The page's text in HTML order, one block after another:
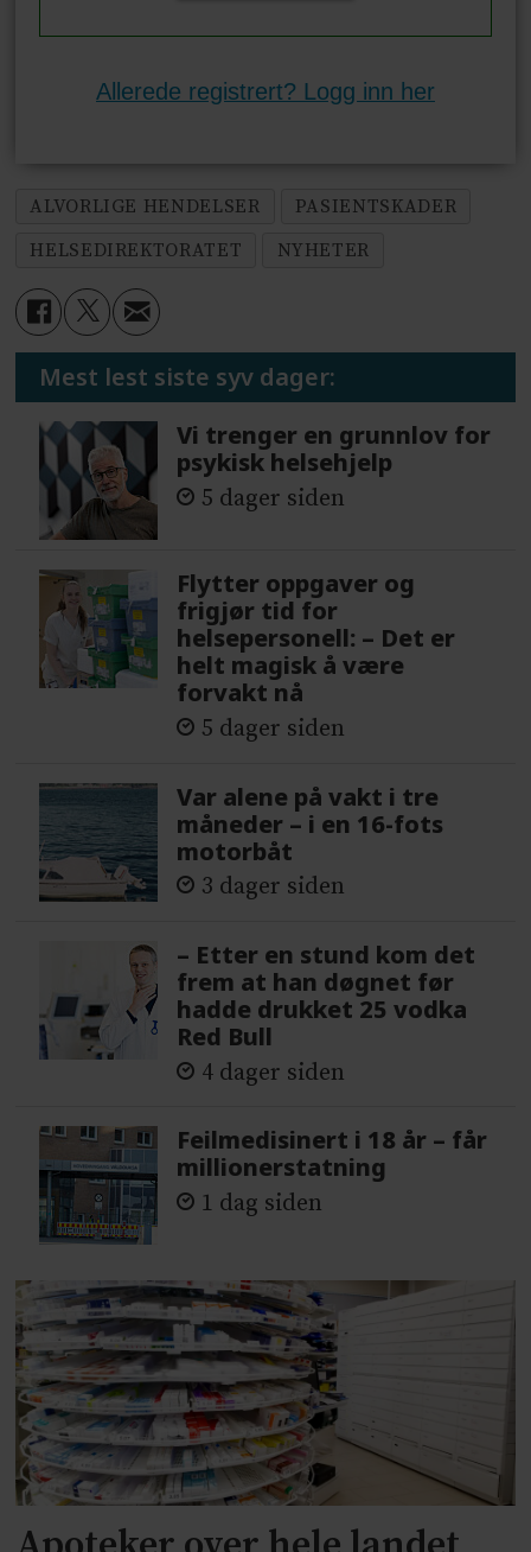
Allerede registrert? Logg inn her
ALVORLIGE HENDELSER
PASIENTSKADER
HELSEDIREKTORATET
NYHETER
Mest lest siste syv dager:
Vi trenger en grunnlov for
psykisk helsehjelp
5 dager siden
Flytter oppgaver og
frigjør tid for
helsepersonell: – Det er
helt magisk å være
forvakt nå
5 dager siden
Var alene på vakt i tre
måneder – i en 16-fots
motorbåt
3 dager siden
– Etter en stund kom det
frem at han døgnet før
hadde drukket 25 vodka
Red Bull
4 dager siden
Feilmedisinert i 18 år – får
millionerstatning
1 dag siden